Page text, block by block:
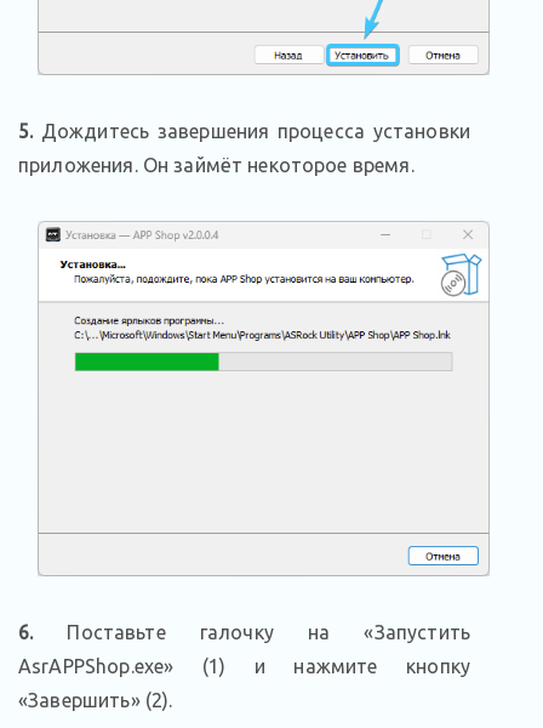
5.Дождитесь завершения процесса установки
приложения. Он займёт некоторое время.
6.Поставьте галочку на «Запустить
AsrAPPShop.exe» (1) и нажмите кнопку
«Завершить» (2).